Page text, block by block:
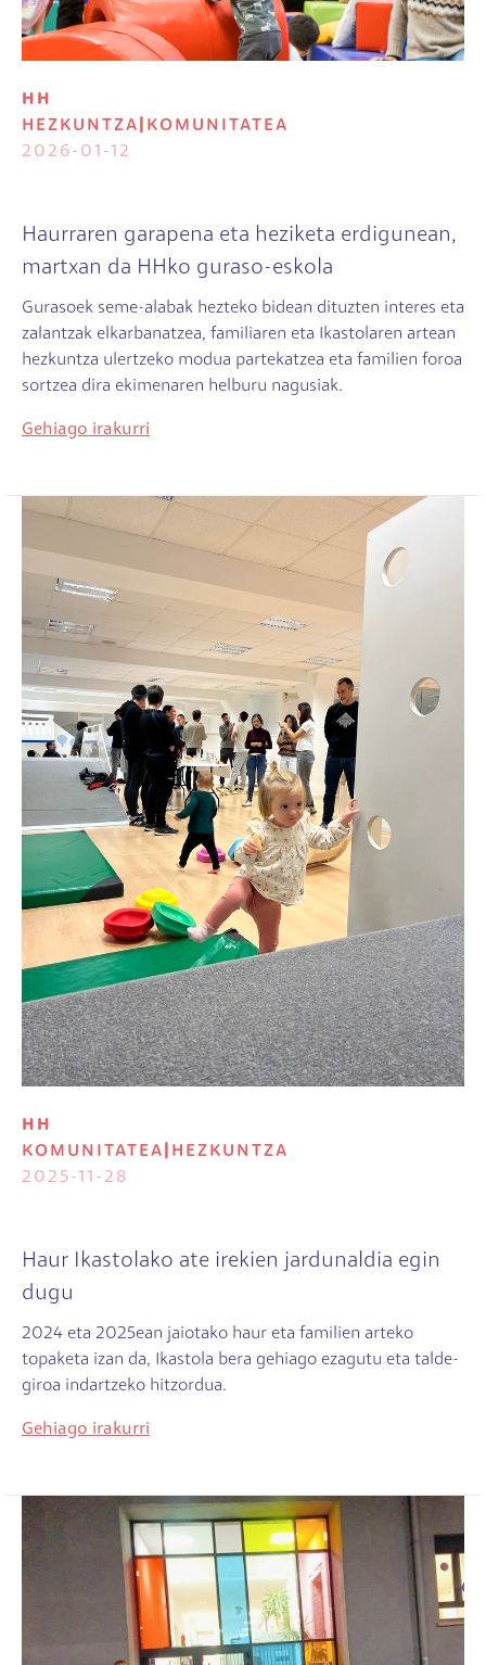
HH
HEZKUNTZA
KOMUNITATEA
2026-01-12
Haurraren garapena eta heziketa erdigunean,
martxan da HHko guraso-eskola
Gurasoek seme-alabak hezteko bidean dituzten interes eta
zalantzak elkarbanatzea, familiaren eta Ikastolaren artean
hezkuntza ulertzeko modua partekatzea eta familien foroa
sortzea dira ekimenaren helburu nagusiak.
Gehiago irakurri
Irudia
HH
KOMUNITATEA
HEZKUNTZA
2025-11-28
Haur Ikastolako ate irekien jardunaldia egin
dugu
2024 eta 2025ean jaiotako haur eta familien arteko
topaketa izan da, Ikastola bera gehiago ezagutu eta talde-
giroa indartzeko hitzordua.
Gehiago irakurri
Irudia